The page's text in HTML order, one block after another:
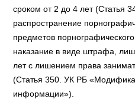
сроком от 2 до 4 лет (Статья
распространение
предметов
наказание в виде штрафа,
лет с лишением права
(Статья 350. УК РБ
информации»).